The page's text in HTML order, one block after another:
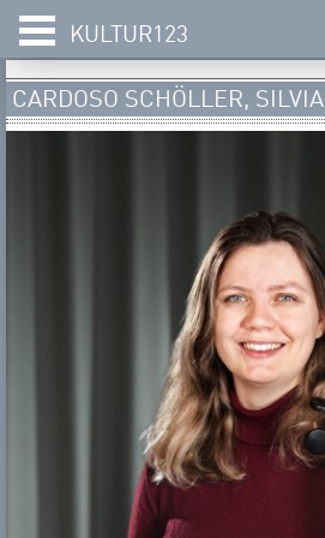
KULTUR123
CARDOSO SCHÖLLER, SILVIA